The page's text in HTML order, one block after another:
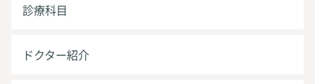
診療科目
ドクター紹介